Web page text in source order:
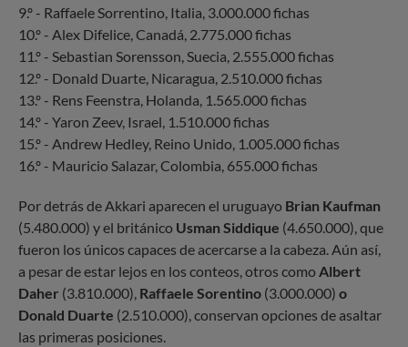
9.º - Raffaele Sorrentino, Italia, 3.000.000 fichas
10.º - Alex Difelice, Canadá, 2.775.000 fichas
11.º - Sebastian Sorensson, Suecia, 2.555.000 fichas
12.º - Donald Duarte, Nicaragua, 2.510.000 fichas
13.º - Rens Feenstra, Holanda, 1.565.000 fichas
14.º - Yaron Zeev, Israel, 1.510.000 fichas
15.º - Andrew Hedley, Reino Unido, 1.005.000 fichas
16.º - Mauricio Salazar, Colombia, 655.000 fichas
Por detrás de Akkari aparecen el uruguayo Brian Kaufman
(5.480.000) y el británico Usman Siddique (4.650.000), que
fueron los únicos capaces de acercarse a la cabeza. Aún así,
a pesar de estar lejos en los conteos, otros como Albert
Daher (3.810.000), Raffaele Sorentino (3.000.000) o
Donald Duarte (2.510.000), conservan opciones de asaltar
las primeras posiciones.